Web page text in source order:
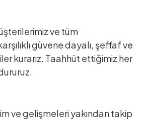
ve tüm
güvene dayalı, şeffaf ve
kurarız. Taahhüt ettiğimiz her
ve gelişmeleri yakından takip